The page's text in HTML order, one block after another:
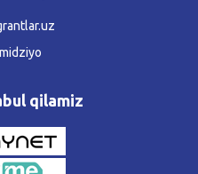
qilamiz